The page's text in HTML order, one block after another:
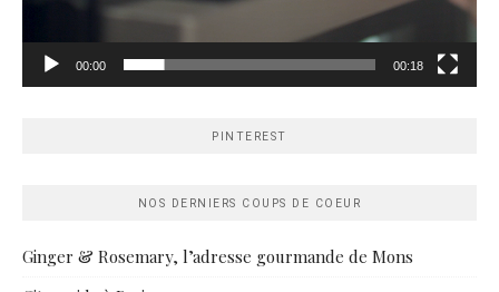
00:00 00:18
PINTEREST
NOS DERNIERS COUPS DE COEUR
Ginger & Rosemary, l’adresse gourmande de Mons